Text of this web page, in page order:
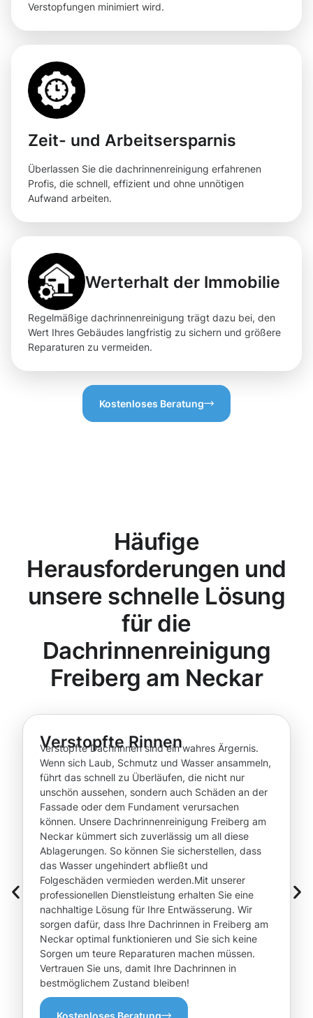
Verstopfungen minimiert wird.
Zeit- und Arbeitsersparnis
Überlassen Sie die dachrinnenreinigung erfahrenen
Profis, die schnell, effizient und ohne unnötigen
Aufwand arbeiten.
Werterhalt der Immobilie
Regelmäßige dachrinnenreinigung trägt dazu bei, den
Wert Ihres Gebäudes langfristig zu sichern und größere
Reparaturen zu vermeiden.
Kostenloses Beratung
Häufige
Herausforderungen und
unsere schnelle Lösung
für die
Dachrinnenreinigung
Freiberg am Neckar
Verstopfte Rinnen
Verstopfte Dachrinnen sind ein wahres Ärgernis.
Wenn sich Laub, Schmutz und Wasser ansammeln,
führt das schnell zu Überläufen, die nicht nur
unschön aussehen, sondern auch Schäden an der
Fassade oder dem Fundament verursachen
können. Unsere Dachrinnenreinigung Freiberg am
Neckar kümmert sich zuverlässig um all diese
Ablagerungen. So können Sie sicherstellen, dass
das Wasser ungehindert abfließt und
Folgeschäden vermieden werden.Mit unserer
professionellen Dienstleistung erhalten Sie eine
nachhaltige Lösung für Ihre Entwässerung. Wir
sorgen dafür, dass Ihre Dachrinnen in Freiberg am
Neckar optimal funktionieren und Sie sich keine
Sorgen um teure Reparaturen machen müssen.
Vertrauen Sie uns, damit Ihre Dachrinnen in
bestmöglichem Zustand bleiben!
Kostenloses Beratung